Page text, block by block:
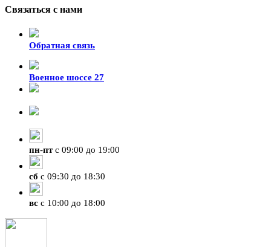
Связаться с нами
Обратная связь
Военное шоссе 27
пн-птс 09:00 до 19:00
сб с 09:30 до 18:30
вс с 10:00 до 18:00